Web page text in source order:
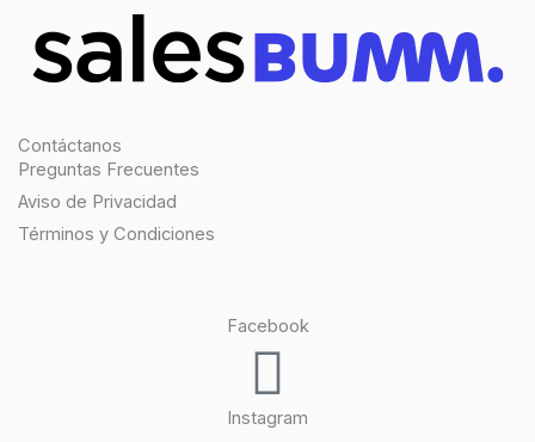
Contáctanos
Preguntas Frecuentes
Aviso de Privacidad
Términos y Condiciones
Facebook
Instagram